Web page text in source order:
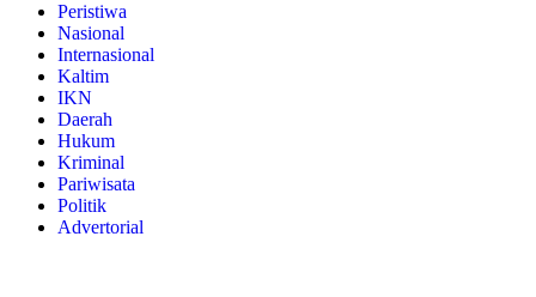
Peristiwa
Nasional
Internasional
Kaltim
IKN
Daerah
Hukum
Kriminal
Pariwisata
Politik
Advertorial